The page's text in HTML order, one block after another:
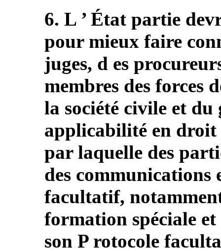
6. L ’ État partie
pour mieux faire
juges, d es
membres des forces
la société civile et
applicabilité en droit
par laquelle des
des
facultatif,
formation spéciale et
son P rotocole